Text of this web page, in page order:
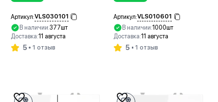
Артикул:VLS030101
В наличии:377шт
Доставка:11 августа
5 1 отзыв
Артикул:VLS010601
В наличии:1000шт
Доставка:11 августа
5 1 отзыв